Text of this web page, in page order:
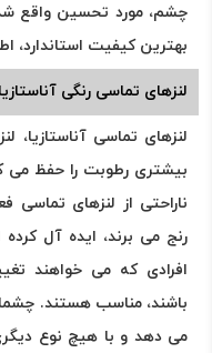
چشم، مورد تحسین واقع
بهترین کیفیت استاندارد،
لنزهای تماسی رنگی آناستازیا
لنزهای تماسی
بیشتری رطوبت را حفظ می
ناراحتی از لنزهای تماسی
افرادی که می خواهند
باشند، مناسب هستند.
می دهد و با هیچ نوع